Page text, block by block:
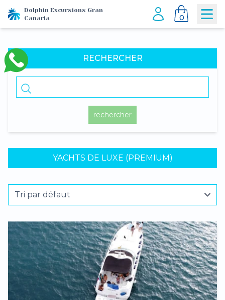
Dolphin Excursions Gran
Canaria
0
RECHERCHER
rechercher
YACHTS DE LUXE (PREMIUM)